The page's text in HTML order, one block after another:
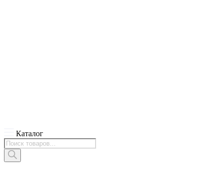
Каталог
Поиск
товаров